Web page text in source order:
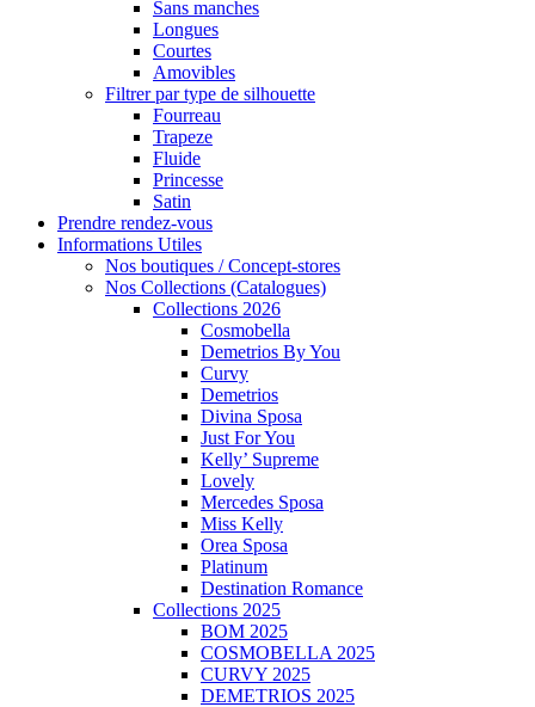
Sans manches
Longues
Courtes
Amovibles
Filtrer par type de silhouette
Fourreau
Trapeze
Fluide
Princesse
Satin
Prendre rendez-vous
Informations Utiles
Nos boutiques / Concept-stores
Nos Collections (Catalogues)
Collections 2026
Cosmobella
Demetrios By You
Curvy
Demetrios
Divina Sposa
Just For You
Kelly’ Supreme
Lovely
Mercedes Sposa
Miss Kelly
Orea Sposa
Platinum
Destination Romance
Collections 2025
BOM 2025
COSMOBELLA 2025
CURVY 2025
DEMETRIOS 2025